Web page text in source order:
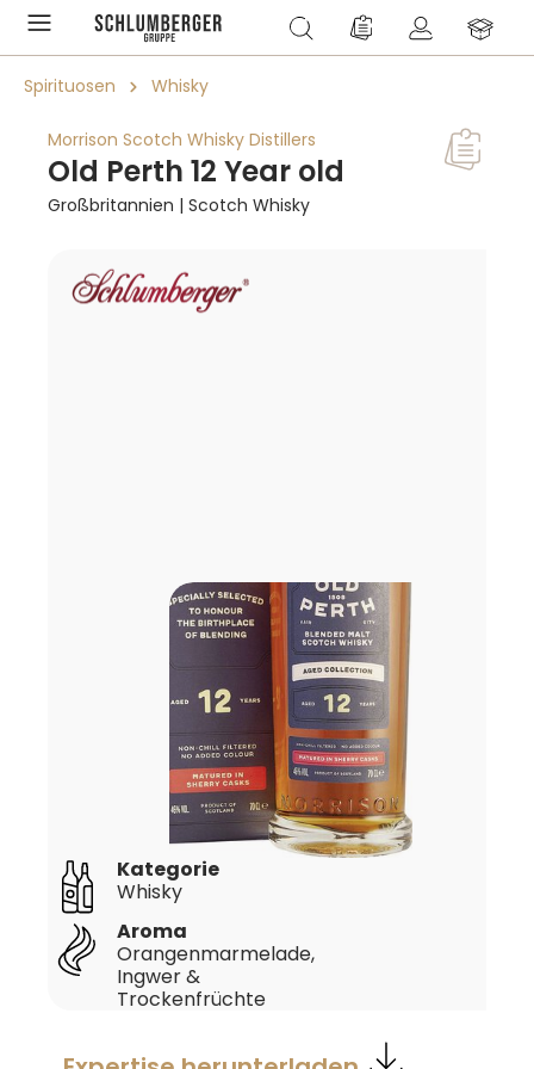
springen Du hast 0 Produkte
Spirituosen Whisky
Morrison Scotch Whisky Distillers
Old Perth 12 Year old
Großbritannien | Scotch Whisky
Bildergalerie überspringen
Aroma
Orangenmarmelade,
Ingwer &
Trockenfrüchte
Kategorie
Whisky